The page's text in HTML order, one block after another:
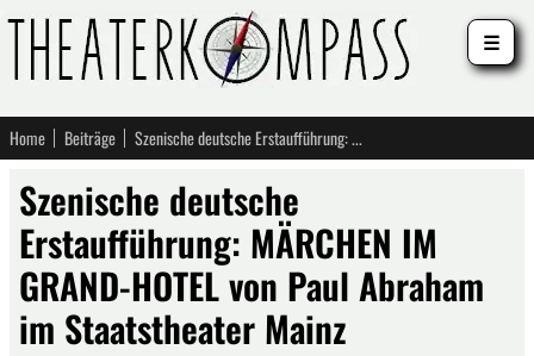
Home Beiträge Szenische deutsche Erstaufführung: MÄRCHEN IM GRAND-HOTEL von Paul Abraham im Staatstheater Mainz
Szenische deutsche
Erstaufführung: MÄRCHEN IM
GRAND-HOTEL von Paul Abraham
im Staatstheater Mainz
☰